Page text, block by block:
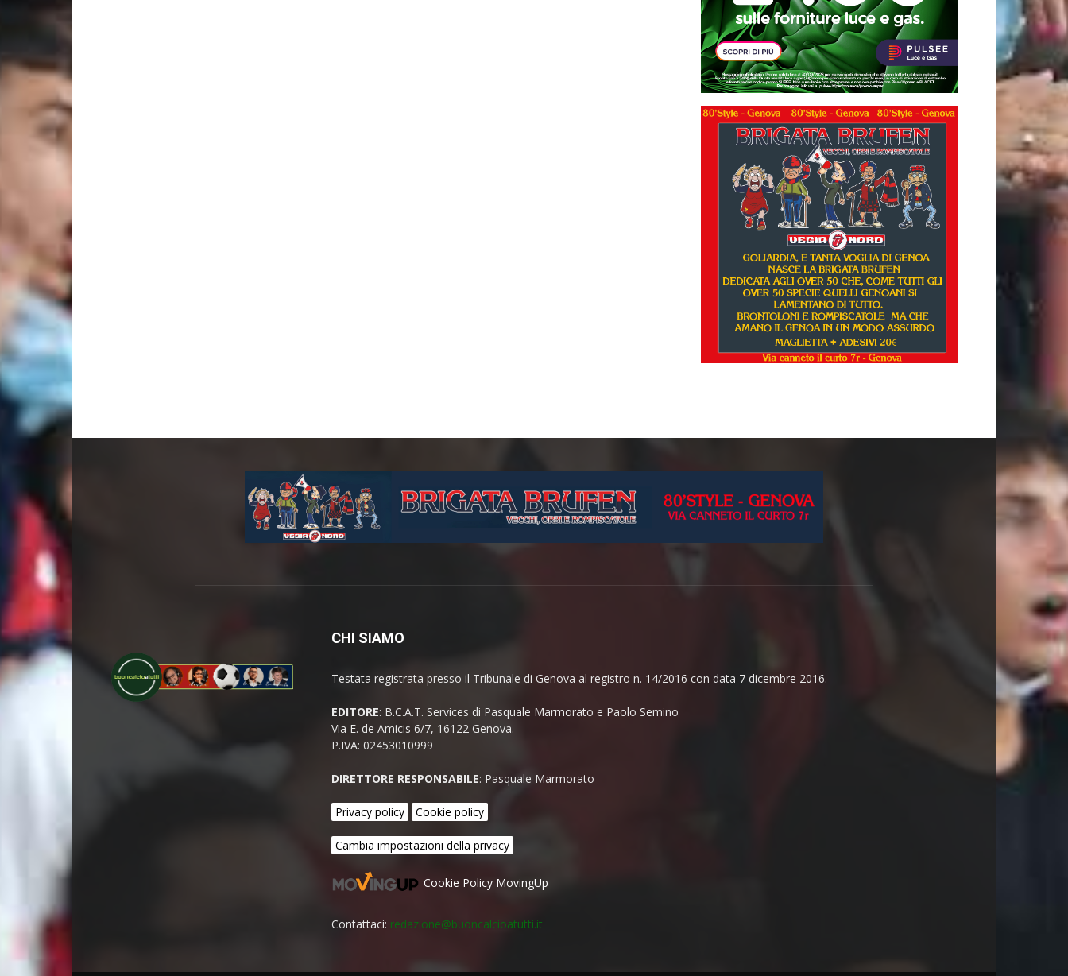
CHI SIAMO
Testata registrata presso il Tribunale di Genova al registro n. 14/2016 con data 7 dicembre 2016.
EDITORE: B.C.A.T. Services di Pasquale Marmorato e Paolo Semino
Via E. de Amicis 6/7, 16122 Genova.
P.IVA: 02453010999
DIRETTORE RESPONSABILE: Pasquale Marmorato
Privacy policy Cookie policy
Cambia impostazioni della privacy
Cookie Policy MovingUp
Contattaci: redazione@buoncalcioatutti.it